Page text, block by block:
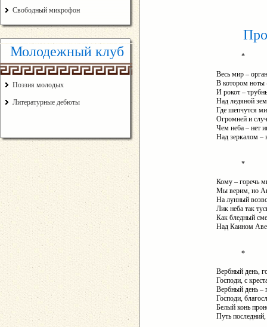
Свободный микрофон
Молодежный клуб
Поэзия молодых
Литературные дебюты
*
Весь мир –
В котором ноты
И рокот –
Над ледяной
Где шепчутся
Огромней и
Чем неба – нет
Над зеркалом –
*
Кому – горечь
Мы верим, но
На лунный
Лик неба так
Как бледный
Над Каином
*
Вербный день,
Господи, с
Вербный день
Господи,
Белый конь
Путь